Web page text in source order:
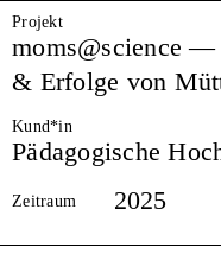
Projekt
moms@science
& Erfolge von
Kund*in
Pädagogische
Zeitraum 2025